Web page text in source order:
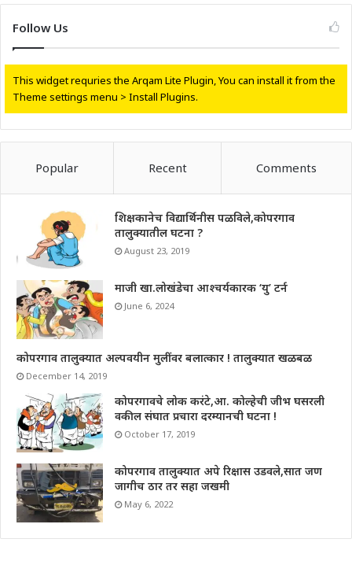
Follow Us
This widget requries the Arqam Lite Plugin, You can install it from the
Theme settings menu > Install Plugins.
Popular Recent Comments
शिक्षकानेच विद्यार्थिनीस पळविले,कोपरगाव
तालुक्यातील घटना ?
August 23, 2019
माजी खा.लोखंडेचा आश्चर्यकारक ‘यु’ टर्न
June 6, 2024
कोपरगाव तालुक्यात अल्पवयीन मुलींवर बलात्कार ! तालुक्यात खळबळ
December 14, 2019
कोपरगावचे लोक करंटे,आ. कोल्हेची जीभ घसरली
वकील संघात प्रचारा दरम्यानची घटना !
October 17, 2019
कोपरगाव तालुक्यात अपे रिक्षास उडवले,सात जण
जागीच ठार तर सहा जखमी
May 6, 2022